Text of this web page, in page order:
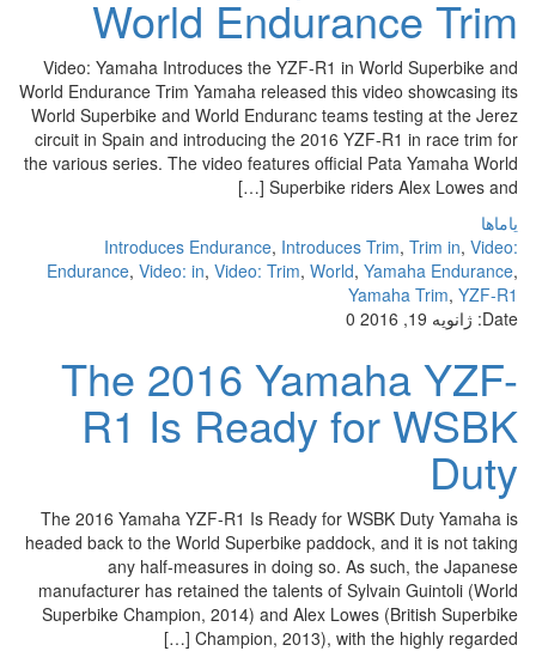
World Endurance Trim
Video: Yamaha Introduces the YZF-R1 in World Superbike and
World Endurance Trim Yamaha released this video showcasing its
World Superbike and World Enduranc teams testing at the Jerez
circuit in Spain and introducing the 2016 YZF-R1 in race trim for
the various series. The video features official Pata Yamaha World
Superbike riders Alex Lowes and […]
یاماها
Introduces Endurance,Introduces Trim,Trim in,Video:
Endurance,Video: in,Video: Trim,World,Yamaha Endurance
Yamaha Trim,YZF-R1
Date: ژانویه 19, 2016 0
The 2016 Yamaha YZF-
R1 Is Ready for WSBK
Duty
The 2016 Yamaha YZF-R1 Is Ready for WSBK Duty Yamaha is
headed back to the World Superbike paddock, and it is not taking
any half-measures in doing so. As such, the Japanese
manufacturer has retained the talents of Sylvain Guintoli (World
Superbike Champion, 2014) and Alex Lowes (British Superbike
Champion, 2013), with the highly regarded […]